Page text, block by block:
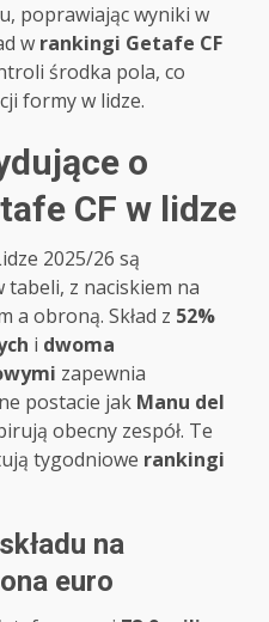
poprawiając wyniki w
w rankingi Getafe CF
środka pola, co
formy w lidze.
o
CF w lidze
2025/26 są
z naciskiem na
a obroną. Skład z 52%
i dwoma
zapewnia
postacie jak Manu del
obecny zespół. Te
tygodniowe rankingi
na
euro